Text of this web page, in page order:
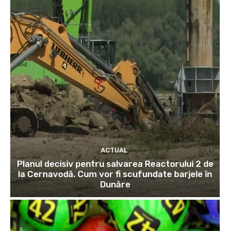
ACTUAL
Planul decisiv pentru salvarea Reactorului 2 de
la Cernavodă. Cum vor fi scufundate barjele în
Dunăre